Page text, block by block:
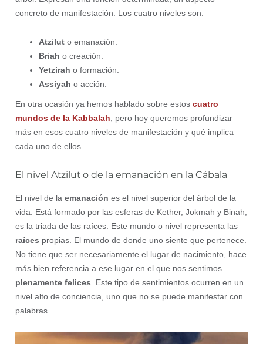
concreto de manifestación. Los cuatro niveles son:
Atzilut o emanación.
Briah o creación.
Yetzirah o formación.
Assiyah o acción.
En otra ocasión ya hemos hablado sobre estos cuatro
mundos de la Kabbalah, pero hoy queremos profundizar
más en esos cuatro niveles de manifestación y qué implica
cada uno de ellos.
El nivel Atzilut o de la emanación en la Cábala
El nivel de la emanación es el nivel superior del árbol de la
vida. Está formado por las esferas de Kether, Jokmah y Binah;
es la triada de las raíces. Este mundo o nivel representa las
raíces propias. El mundo de donde uno siente que pertenece.
No tiene que ser necesariamente el lugar de nacimiento, hace
más bien referencia a ese lugar en el que nos sentimos
plenamente felices. Este tipo de sentimientos ocurren en un
nivel alto de conciencia, uno que no se puede manifestar con
palabras.